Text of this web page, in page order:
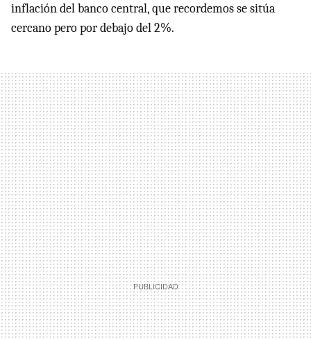
inflación del banco central, que recordemos se sitúa
cercano pero por debajo del 2%.